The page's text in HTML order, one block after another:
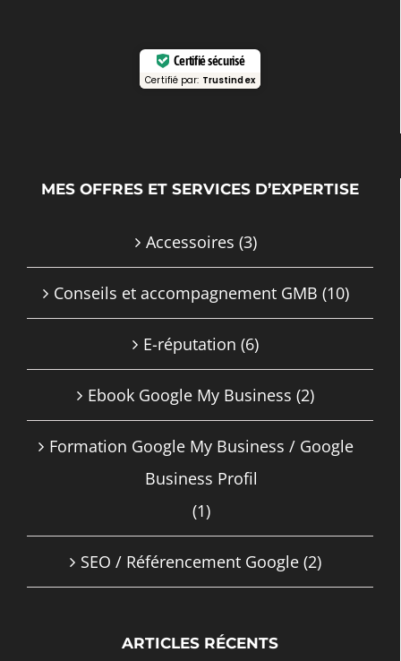
Certifié sécurisé
Certifié par: Trustindex
MES OFFRES ET SERVICES D’EXPERTISE
Accessoires (3)
Conseils et accompagnement GMB (10)
E-réputation (6)
Ebook Google My Business (2)
Formation Google My Business / Google
Business Profil
(1)
SEO / Référencement Google (2)
ARTICLES RÉCENTS